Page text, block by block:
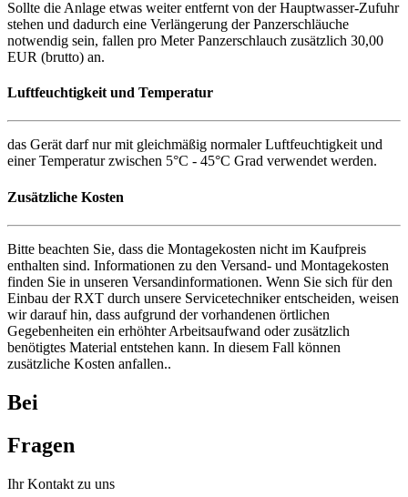
Sollte die Anlage etwas weiter entfernt von der Hauptwasser-Zufuhr
stehen und dadurch eine Verlängerung der Panzerschläuche
notwendig sein, fallen pro Meter Panzerschlauch zusätzlich 30,00
EUR (brutto) an.
Luftfeuchtigkeit und Temperatur
das Gerät darf nur mit gleichmäßig normaler Luftfeuchtigkeit und
einer Temperatur zwischen 5°C - 45°C Grad verwendet werden.
Zusätzliche Kosten
Bitte beachten Sie, dass die Montagekosten nicht im Kaufpreis
enthalten sind. Informationen zu den Versand- und Montagekosten
finden Sie in unseren Versandinformationen. Wenn Sie sich für den
Einbau der RXT durch unsere Servicetechniker entscheiden, weisen
wir darauf hin, dass aufgrund der vorhandenen örtlichen
Gegebenheiten ein erhöhter Arbeitsaufwand oder zusätzlich
benötigtes Material entstehen kann. In diesem Fall können
zusätzliche Kosten anfallen..
Bei
Fragen
Ihr Kontakt zu uns